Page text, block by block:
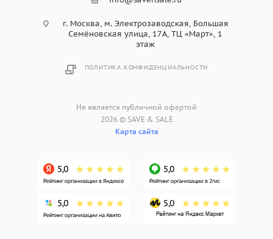
г. Москва, м. Электрозаводская, Большая
Семёновская улица, 17А, ТЦ «Март», 1
этаж
ПОЛИТИКА КОНФИДЕНЦИАЛЬНОСТИ
Не является публичной офертой
2026 © SAVE & SALE
Карта сайта